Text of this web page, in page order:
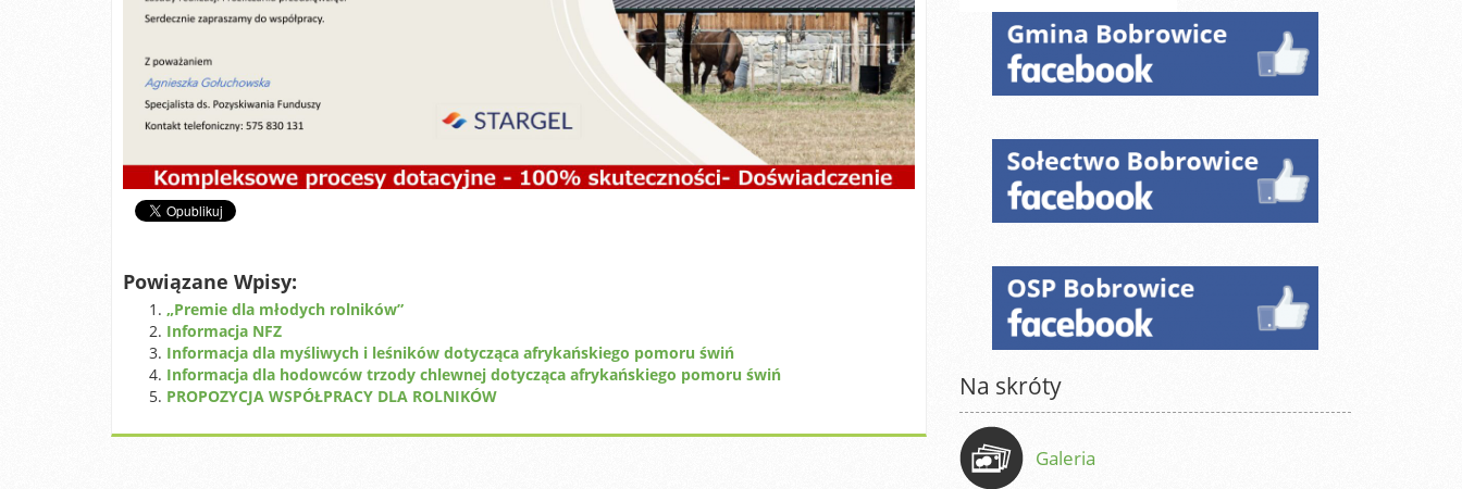
Powiązane Wpisy:
„Premie dla młodych rolników”
Informacja NFZ
Informacja dla myśliwych i leśników dotycząca afrykańskiego pomoru świń
Informacja dla hodowców trzody chlewnej dotycząca afrykańskiego pomoru świń
PROPOZYCJA WSPÓŁPRACY DLA ROLNIKÓW
Na skróty
Galeria